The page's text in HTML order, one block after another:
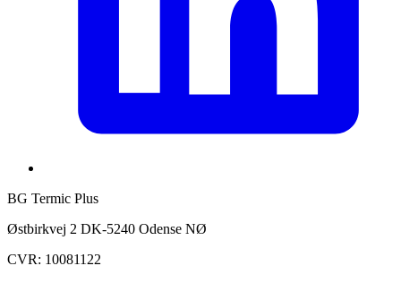
BG Termic Plus
Østbirkvej 2 DK-5240 Odense NØ
CVR: 10081122